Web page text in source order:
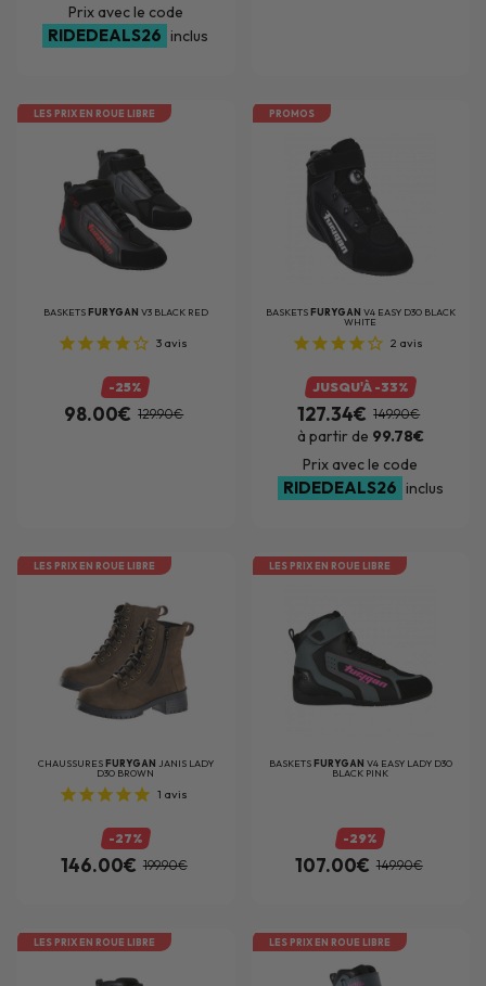
Prix avec le code
RIDEDEALS26 inclus
LES PRIX EN ROUE LIBRE
BASKETSFURYGAN V3 BLACK RED
3 avis
-25%
98.00€ 129.90€
PROMOS
BASKETSFURYGAN V4 EASY D3O BLACK
WHITE
2 avis
JUSQU'À -33%
127.34€ 149.90€
à partir de 99.78€
Prix avec le code
RIDEDEALS26 inclus
LES PRIX EN ROUE LIBRE
CHAUSSURESFURYGAN JANIS LADY
D3O BROWN
1 avis
-27%
146.00€ 199.90€
LES PRIX EN ROUE LIBRE
BASKETSFURYGAN V4 EASY LADY D3O
BLACK PINK
-29%
107.00€ 149.90€
LES PRIX EN ROUE LIBRE LES PRIX EN ROUE LIBRE